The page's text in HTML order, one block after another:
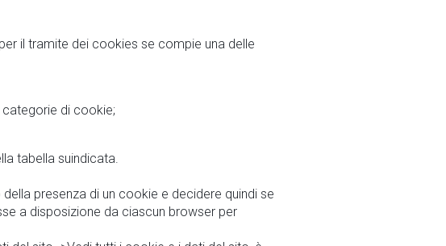
il tramite dei cookies se compie una delle
di cookie;
tabella suindicata.
presenza di un cookie e decidere quindi se
a disposizione da ciascun browser per